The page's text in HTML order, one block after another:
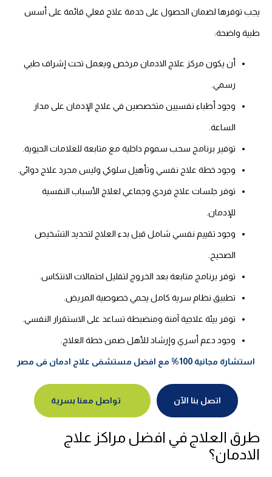
يجب توفرها لضمان الحصول على خدمة علاج فعلي قائمة على أسس
طبية واضحة:
أن يكون مركز علاج الادمان مرخص ويعمل تحت إشراف طبي
رسمي.
وجود أطباء نفسيين متخصصين في علاج الإدمان على مدار
الساعة.
توفير برنامج سحب سموم داخلية مع متابعة للعلامات الحيوية.
وجود خطة علاج نفسي وتأهيل سلوكي وليس مجرد علاج دوائي.
توفر جلسات علاج فردي وجماعي لعلاج الأسباب النفسية
للإدمان.
وجود تقييم نفسي شامل قبل بدء العلاج لتحديد التشخيص
الصحيح.
توفر برنامج متابعة بعد الخروج لتقليل احتمالات الانتكاس.
تطبيق نظام سرية كامل يحمي خصوصية المريض.
توفر بيئة علاجية آمنة ومنضبطة تساعد على الاستقرار النفسي.
وجود دعم أسري وإرشاد للأهل ضمن خطة العلاج.
استشارة مجانية 100% مع افضل مستشفى علاج ادمان فى مصر
اتصل بنا الآن تواصل معنا بسرية
طرق العلاج في افضل مراكز علاج
الادمان؟